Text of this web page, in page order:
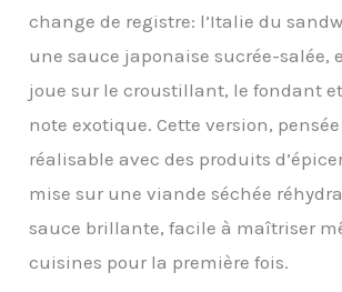
change de registre: l’Italie du
une sauce japonaise sucrée-salée,
joue sur le croustillant, le fondant
note exotique. Cette version,
réalisable avec des produits
mise sur une viande séchée
sauce brillante, facile à maîtriser
cuisines pour la première fois.